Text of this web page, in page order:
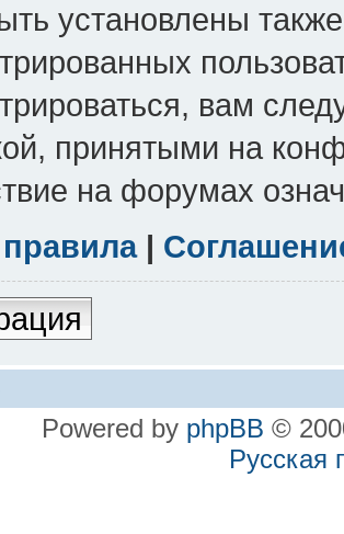
установлены
вам
принятыми на
на форумах
|
Powered by phpBB ©
Русская